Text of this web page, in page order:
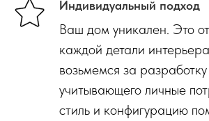
Индивидуальный подход
Ваш дом уникален. Это
каждой детали
возьмемся за
учитывающего личные
стиль и конфигурацию